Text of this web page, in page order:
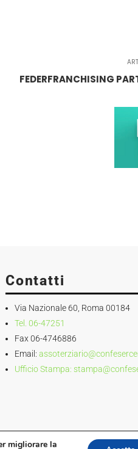
FEDERFRANCHISING
Contatti
Via Nazionale 60, Roma 00184
Tel. 06-47251
Fax 06-4746886
Email:
Ufficio Stampa:
migliorare la